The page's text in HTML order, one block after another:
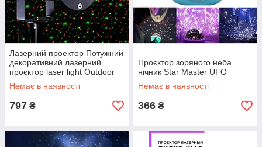
Лазерний проектор Потужний
декоративний лазерний
проєктор laser light Outdoor
Немає в наявності
797 ₴
Проєктор зоряного неба
нічник Star Master UFO
Немає в наявності
366 ₴